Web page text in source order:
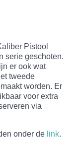
Pistool
serie geschoten.
er ook wat
tweede
worden. Er
voor extra
via
onder de link.